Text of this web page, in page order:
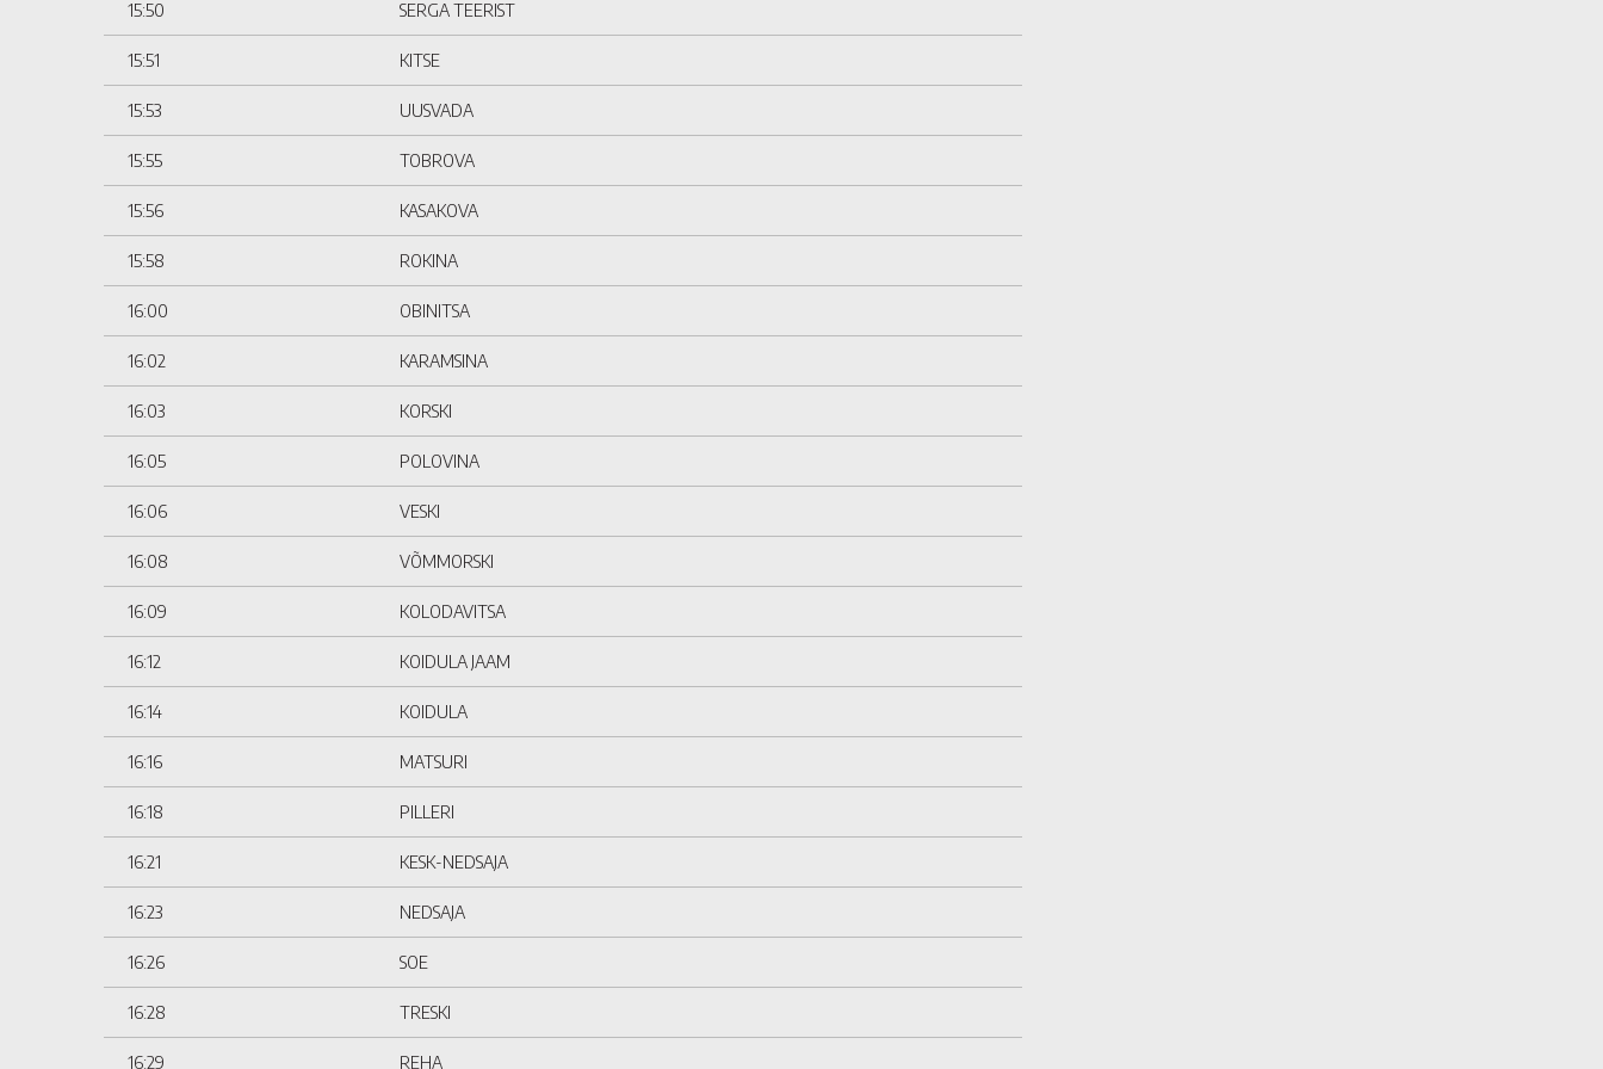
15:50 SERGA TEERIST
15:51 KITSE
15:53 UUSVADA
15:55 TOBROVA
15:56 KASAKOVA
15:58 ROKINA
16:00 OBINITSA
16:02 KARAMSINA
16:03 KORSKI
16:05 POLOVINA
16:06 VESKI
16:08 VÕMMORSKI
16:09 KOLODAVITSA
16:12 KOIDULA JAAM
16:14 KOIDULA
16:16 MATSURI
16:18 PILLERI
16:21 KESK-NEDSAJA
16:23 NEDSAJA
16:26 SOE
16:28 TRESKI
16:29 REHA